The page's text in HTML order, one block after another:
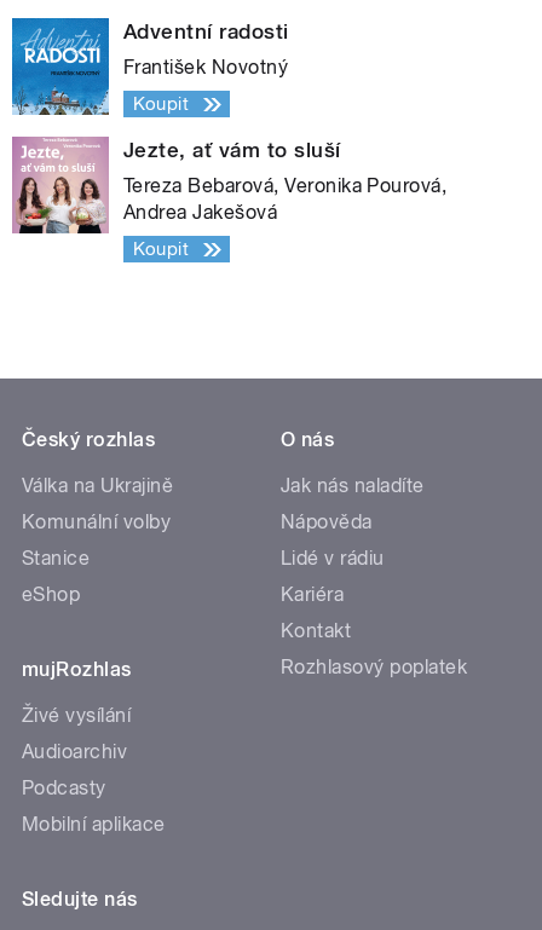
Adventní radosti
František Novotný
Koupit
Jezte, ať vám to sluší
Tereza Bebarová, Veronika Pourová,
Andrea Jakešová
Koupit
Český rozhlas
Válka na Ukrajině
Komunální volby
Stanice
eShop
mujRozhlas
Živé vysílání
Audioarchiv
Podcasty
Mobilní aplikace
O nás
Jak nás naladíte
Nápověda
Lidé v rádiu
Kariéra
Kontakt
Rozhlasový poplatek
Sledujte nás